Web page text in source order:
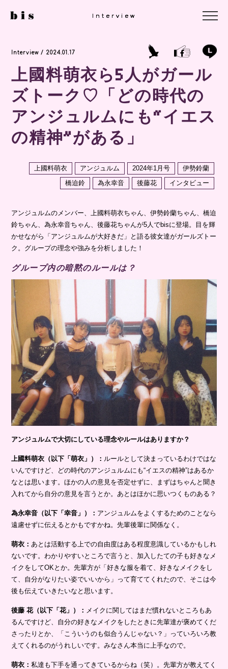
Interview
Interview / 2024.01.17
上國料萌衣ら5人がガール
ズトーク♡「どの時代の
アンジュルムにも“イエス
の精神”がある」
上國料萌衣 アンジュルム 2024年1月号
伊勢鈴蘭
橋迫鈴
為永幸音 後藤花 インタビュー
アンジュルムのメンバー、上國料萌衣ちゃん、伊勢鈴蘭ちゃん、橋迫
鈴ちゃん、為永幸音ちゃん、後藤花ちゃんが5人でbisに登場。目を輝
かせながら「アンジュルムが大好きだ」と語る彼女達がガールズトー
ク。グループの理念や強みを分析しました！
グループ内の暗黙のルールは？
アンジュルムで大切にしている理念やルールはありますか？
上國料萌衣（以下「萌衣」）： ルールとして決まっているわけではな
いんですけど、どの時代のアンジュルムにも“イエスの精神”はあるか
なとは思います。ほかの人の意見を否定せずに、まずはちゃんと聞き
入れてから自分の意見を言うとか。あとはほかに思いつくものある？
為永幸音（以下「幸音」）： アンジュルムをよくするためのことなら
遠慮せずに伝えるとかもですかね。先輩後輩に関係なく。
萌衣：あとは活動する上での自由度はある程度意識しているかもしれ
ないです。わかりやすいところで言うと、加入したての子も好きなメ
イクをしてOKとか。先輩方が「好きな服を着て、好きなメイクをし
て、自分がなりたい姿でいいから」って育ててくれたので、そこは今
後も伝えていきたいなと思います。
後藤 花（以下「花」）： メイクに関してはまだ慣れないところもあ
るんですけど、自分の好きなメイクをしたときに先輩達が褒めてくだ
さったりとか、「こういうのも似合うんじゃない？」っていろいろ教
えてくれるのがうれしいです。みなさん本当に上手なので。
萌衣：私達も下手を通ってきているからね（笑）。先輩方が教えてく
Interview
Interview